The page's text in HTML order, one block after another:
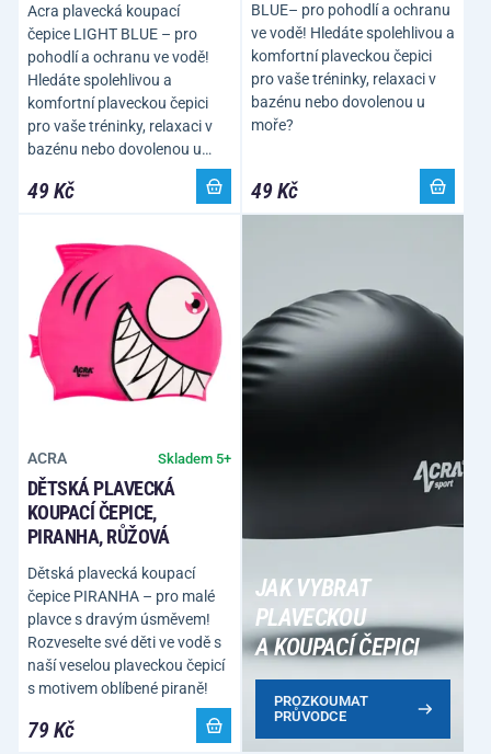
Acra plavecká koupací
čepice LIGHT BLUE – pro
pohodlí a ochranu ve vodě!
Hledáte spolehlivou a
komfortní plaveckou čepici
pro vaše tréninky, relaxaci v
bazénu nebo dovolenou u…
49 Kč
BLUE– pro pohodlí a ochranu
ve vodě! Hledáte spolehlivou a
komfortní plaveckou čepici
pro vaše tréninky, relaxaci v
bazénu nebo dovolenou u
moře?
49 Kč
ACRA Skladem 5+
DĚTSKÁ PLAVECKÁ
KOUPACÍ ČEPICE,
PIRANHA, RŮŽOVÁ
Dětská plavecká koupací
čepice PIRANHA – pro malé
plavce s dravým úsměvem!
Rozveselte své děti ve vodě s
naší veselou plaveckou čepicí
s motivem oblíbené piraně!
79 Kč
JAK VYBRAT
PLAVECKOU
A KOUPACÍ ČEPICI
PROZKOUMAT
PRŮVODCE